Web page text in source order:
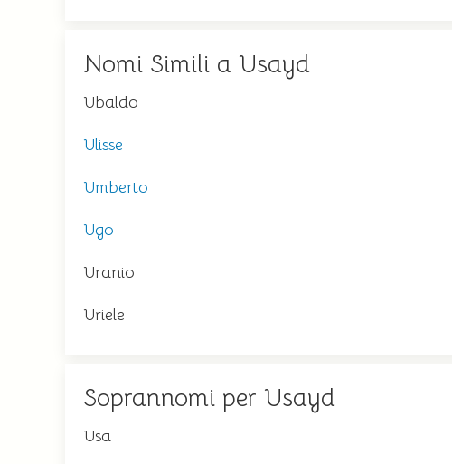
Nomi Simili a Usayd
Ubaldo
Ulisse
Umberto
Ugo
Uranio
Uriele
Soprannomi per Usayd
Usa